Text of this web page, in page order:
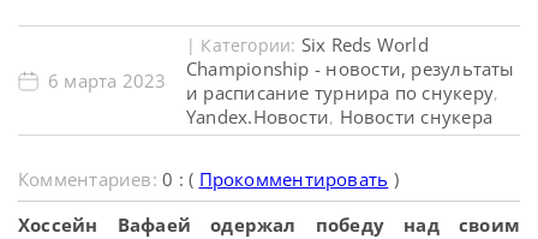
6 марта 2023
| Категории: Six Reds World
Championship - новости, результаты
и расписание турнира по снукеру,
Yandex.Новости, Новости снукера
Комментариев:0 : ( Прокомментировать )
Хоссейн Вафаей одержал победу над своим